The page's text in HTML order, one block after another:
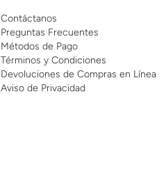
Contáctanos
Preguntas Frecuentes
Métodos de Pago
Términos y Condiciones
Devoluciones de Compras en Línea
Aviso de Privacidad